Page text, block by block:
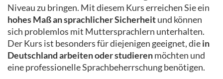
Niveau zu bringen. Mit diesem Kurs erreichen Sie ein
hohes Maß an sprachlicher Sicherheitund können
sich problemlos mit Muttersprachlern unterhalten.
Der Kurs ist besonders für diejenigen geeignet, diein
Deutschland arbeiten oder studierenmöchten und
eine professionelle Sprachbeherrschung benötigen.